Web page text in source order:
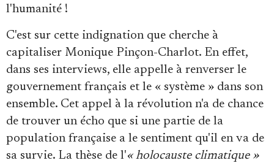
l'humanité !
C'est sur cette indignation que cherche à
capitaliser Monique Pinçon-Charlot. En effet,
dans ses interviews, elle appelle à renverser le
gouvernement français et le « système » dans son
ensemble. Cet appel à la révolution n'a de chance
de trouver un écho que si une partie de la
population française a le sentiment qu'il en va de
sa survie. La thèse de l'« holocauste climatique »